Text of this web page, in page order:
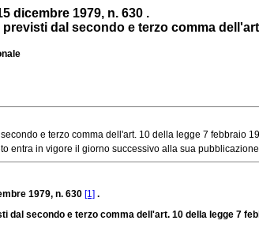
dicembre 1979, n. 630 .
dal secondo e terzo comma
e terzo comma dell'art. 10 della legge 7 febbraio
entra in vigore il giorno successivo alla sua
1979, n. 630 [1] .
dal secondo e terzo comma dell'art. 10 della legge 7